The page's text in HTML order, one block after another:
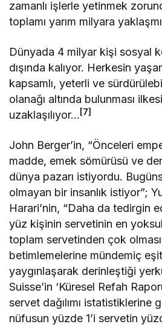
zamanlı işlerle yetinmek
toplamı yarım milyara
Dünyada 4 milyar kişi sosyal
dışında kalıyor. Herkesin
kapsamlı, yeterli ve
olanağı altında bulunması
uzaklaşılıyor… [7]
John Berger’in, “Önceleri
madde, emek sömürüsü ve
dünya pazarı istiyordu.
olmayan bir insanlık istiyor”;
Harari’nin, “Daha da tedirgin
yüz kişinin servetinin en
toplam servetinden çok
betimlemelerine mündemiç
yaygınlaşarak derinleştiği
Suisse’in ‘Küresel Refah
servet dağılımı istatistiklerine
nüfusun yüzde 1’i servetin